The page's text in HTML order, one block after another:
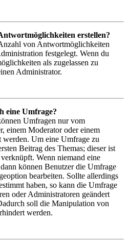
erstellen?
von Antwortmöglichkeiten
festgelegt. Wenn du
als zugelassen zu
Administrator.
eine Umfrage?
Umfragen nur vom
einem Moderator oder einem
werden. Um eine Umfrage zu
Beitrag des Themas; dieser ist
Wenn niemand eine
können Benutzer die Umfrage
bearbeiten. Sollte allerdings
haben, so kann die Umfrage
oder Administratoren geändert
soll die Manipulation von
werden.